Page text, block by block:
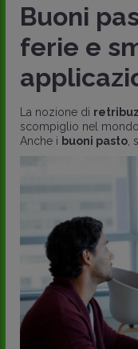
Buoni
ferie e
La nozione di
scompiglio nel
Anche i buoni pasto